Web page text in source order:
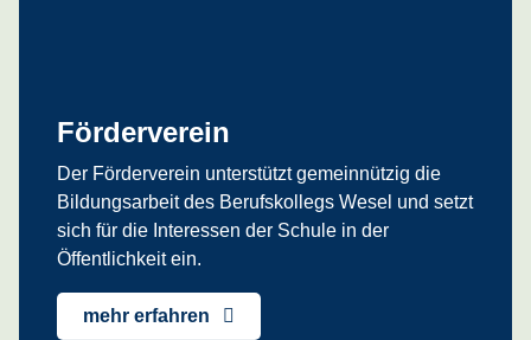
Förderverein
Der Förderverein unterstützt gemeinnützig die
Bildungsarbeit des Berufskollegs Wesel und setzt
sich für die Interessen der Schule in der
Öffentlichkeit ein.
mehr erfahren